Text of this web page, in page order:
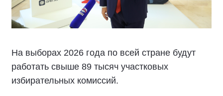
На выборах 2026 года по всей стране будут
работать свыше 89 тысяч участковых
избирательных комиссий.